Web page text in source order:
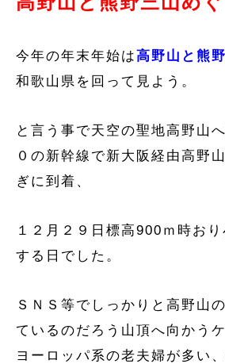
今年の年末年始は高野山と熊
和歌山県を回って見よう。
と言う事で天空の聖地高野山
０の新幹線で新大阪経由高野
ぎに到着、
１２月２９日標高900ｍ時おり
する日でした。
ＳＮＳ等でしっかりと高野山
ているのだろう山頂へ向かう
ヨーロッパ系の老夫婦が多い